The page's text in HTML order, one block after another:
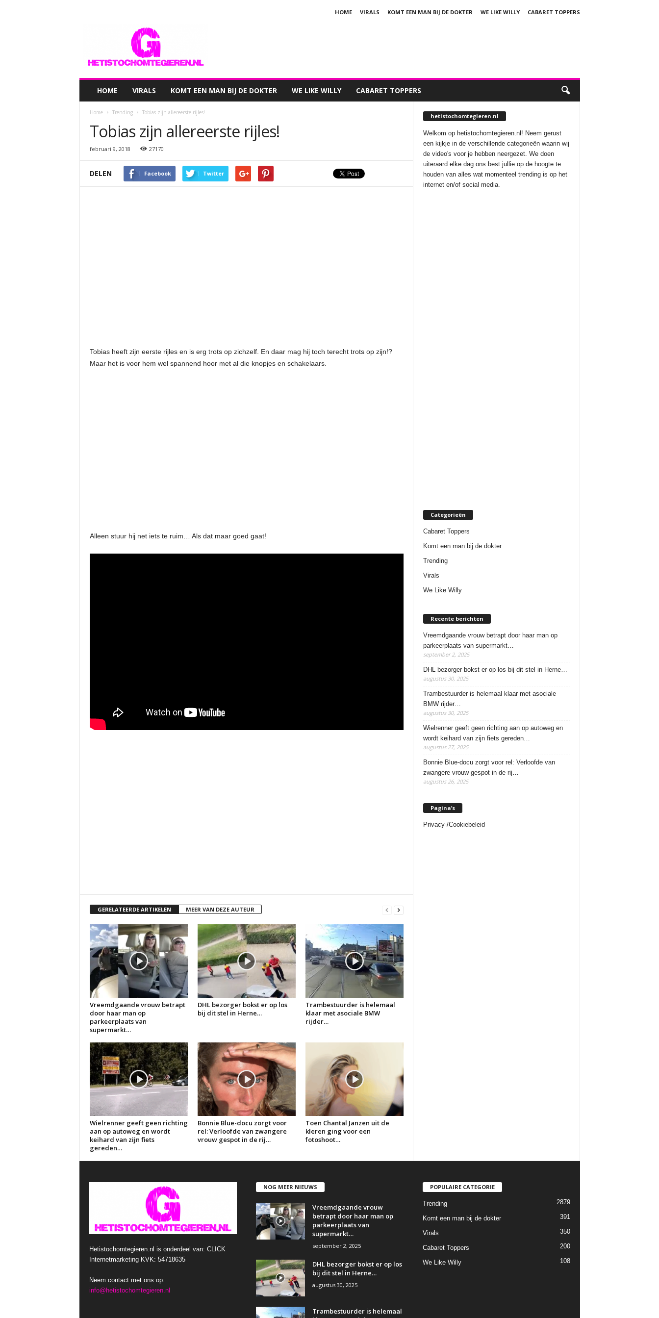
HOME VIRALS KOMT EEN MAN BIJ DE DOKTER WE LIKE WILLY
CABARET TOPPERS
HOME VIRALS KOMT EEN MAN BIJ DE DOKTER WE LIKE WILLY CABARET TOPPERS
Home Trending Tobias zijn allereerste rijles!
Tobias zijn allereerste rijles!
februari 9, 2018 27170
DELEN Facebook Twitter
Tobias heeft zijn eerste rijles en is erg trots op zichzelf. En daar mag hij toch terecht trots op zijn!?
Maar het is voor hem wel spannend hoor met al die knopjes en schakelaars.
Alleen stuur hij net iets te ruim… Als dat maar goed gaat!
GERELATEERDE ARTIKELEN MEER VAN DEZE AUTEUR
Vreemdgaande vrouw betrapt
door haar man op
parkeerplaats van
supermarkt…
DHL bezorger bokst er op los
bij dit stel in Herne…
Trambestuurder is helemaal
klaar met asociale BMW
rijder…
Wielrenner geeft geen richting
aan op autoweg en wordt
keihard van zijn fiets
gereden…
Bonnie Blue-docu zorgt voor
rel: Verloofde van zwangere
vrouw gespot in de rij…
Toen Chantal Janzen uit de
kleren ging voor een
fotoshoot…
hetistochomtegieren.nl
Welkom op hetistochomtegieren.nl! Neem gerust
een kijkje in de verschillende categorieën waarin wij
de video's voor je hebben neergezet. We doen
uiteraard elke dag ons best jullie op de hoogte te
houden van alles wat momenteel trending is op het
internet en/of social media.
Categorieën
Cabaret Toppers
Komt een man bij de dokter
Trending
Virals
We Like Willy
Recente berichten
Vreemdgaande vrouw betrapt door haar man op
parkeerplaats van supermarkt…
september 2, 2025
DHL bezorger bokst er op los bij dit stel in Herne…
augustus 30, 2025
Trambestuurder is helemaal klaar met asociale
BMW rijder…
augustus 30, 2025
Wielrenner geeft geen richting aan op autoweg en
wordt keihard van zijn fiets gereden…
augustus 27, 2025
Bonnie Blue-docu zorgt voor rel: Verloofde van
zwangere vrouw gespot in de rij…
augustus 26, 2025
Pagina’s
Privacy-/Cookiebeleid
Hetistochomtegieren.nl is onderdeel van: CLICK
Internetmarketing KVK: 54718635
Neem contact met ons op:
info@hetistochomtegieren.nl
NOG MEER NIEUWS
Vreemdgaande vrouw
betrapt door haar man op
parkeerplaats van
supermarkt…
september 2, 2025
DHL bezorger bokst er op los
bij dit stel in Herne…
augustus 30, 2025
Trambestuurder is helemaal
POPULAIRE CATEGORIE
Trending 2879
Komt een man bij de dokter 391
Virals 350
Cabaret Toppers 200
We Like Willy 108